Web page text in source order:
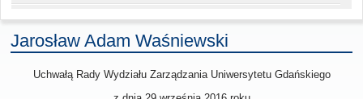
Jarosław Adam Waśniewski
Uchwałą Rady Wydziału Zarządzania Uniwersytetu Gdańskiego